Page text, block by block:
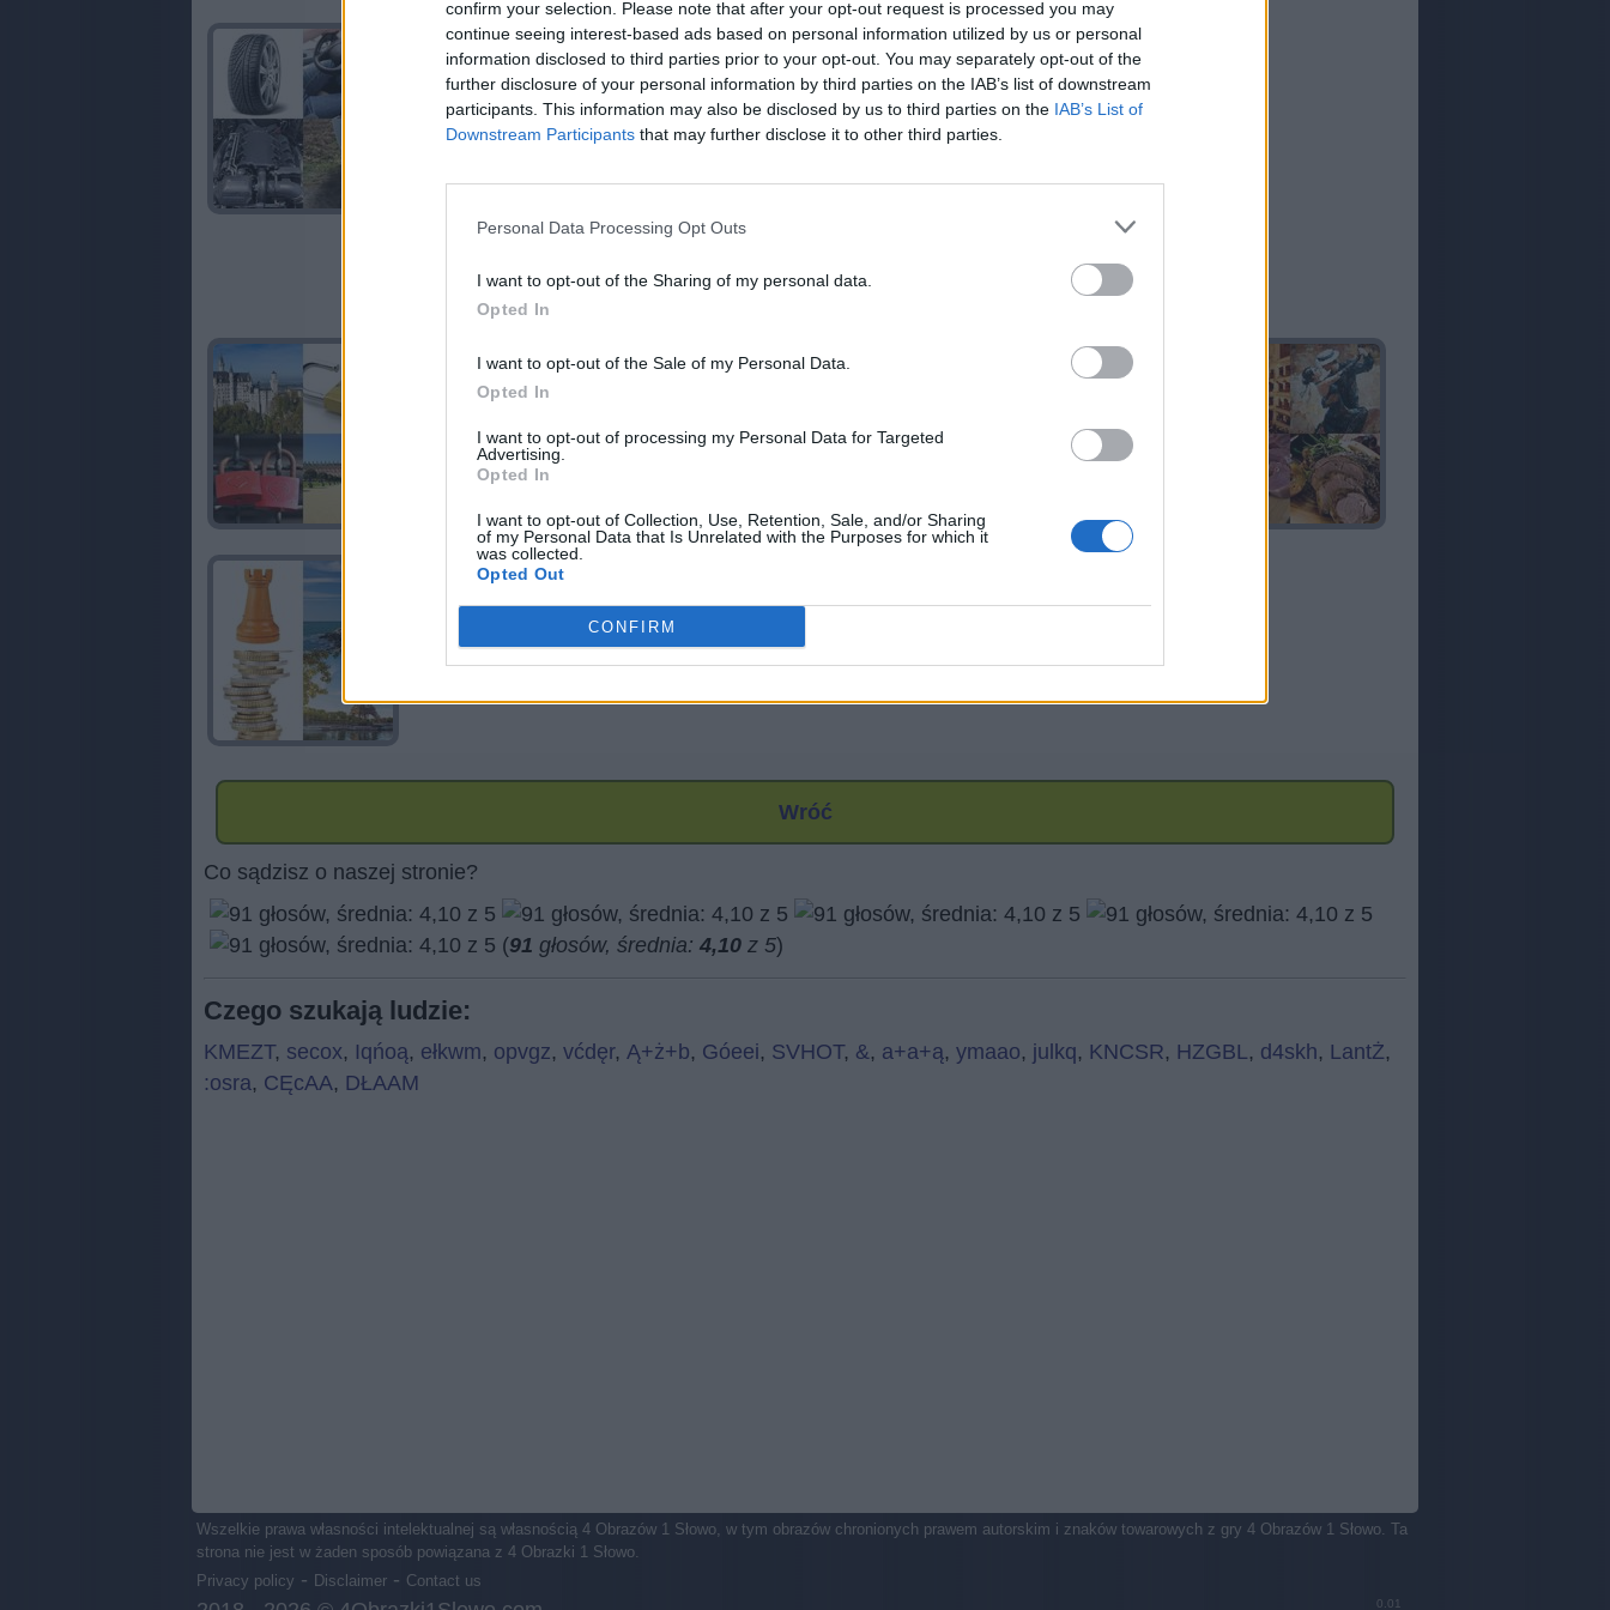
confirm your selection. Please note that after your opt-out request is processed you may
continue seeing interest-based ads based on personal information utilized by us or personal
information disclosed to third parties prior to your opt-out. You may separately opt-out of the
further disclosure of your personal information by third parties on the IAB’s list of downstream
participants. This information may also be disclosed by us to third parties on the IAB’s List of
Downstream Participants that may further disclose it to other third parties.
Personal Data Processing Opt Outs
I want to opt-out of the Sharing of my personal data.
Opted In
I want to opt-out of the Sale of my Personal Data.
Opted In
I want to opt-out of processing my Personal Data for Targeted
Advertising.
Opted In
I want to opt-out of Collection, Use, Retention, Sale, and/or Sharing
of my Personal Data that Is Unrelated with the Purposes for which it
was collected.
Opted Out
CONFIRM
Wróć
Co sądzisz o naszej stronie?
(91 głosów, średnia: 4,10 z 5)
Czego szukają ludzie:
KMEZT, secox, Iqńoą, ełkwm, opvgz, vćdęr, Ą+ż+b, Góeei, SVHOT, &, a+a+ą, ymaao, julkq, KNCSR, HZGBL , d4skh, LantŻ,
:osra, CĘcAA, DŁAAM
Wszelkie prawa własności intelektualnej są własnością 4 Obrazów 1 Słowo, w tym obrazów chronionych prawem autorskim i znaków towarowych z gry 4 Obrazów 1 Słowo. Ta
strona nie jest w żaden sposób powiązana z 4 Obrazki 1 Słowo.
Privacy policy - Disclaimer - Contact us
0.01